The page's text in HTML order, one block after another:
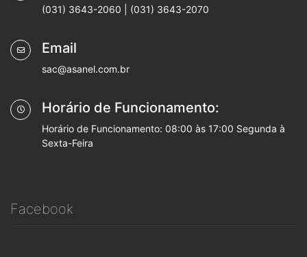
(031) 3643-2060 | (031) 3643-2070
Email
sac@asanel.com.br
Horário de Funcionamento:
Horário de Funcionamento: 08:00 às 17:00 Segunda à
Sexta-Feira
Facebook